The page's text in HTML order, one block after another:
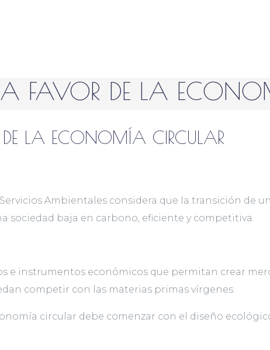
FAVOR DE LA
LA ECONOMÍA CIRCULAR
Ambientales considera que la transición de
sociedad baja en carbono, eficiente y competitiva.
e instrumentos económicos que permitan crear
competir con las materias primas vírgenes.
circular debe comenzar con el diseño